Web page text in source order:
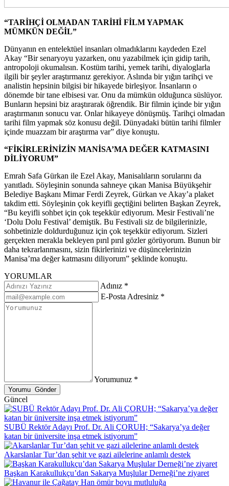
“TARİHÇİ OLMADAN TARİHİ FİLM YAPMAK
MÜMKÜN DEĞİL”
Dünyanın en entelektüel insanları olmadıklarını kaydeden Ezel
Akay “Bir senaryoyu yazarken, onu yazabilmek için gidip tarih,
antropoloji okumalısın. Kostüm tarihi, yemek tarihi, diyaloglarla
ilgili bir şeyler araştırmanız gerekiyor. Aslında bir yığın tarihçi ve
analistin hepsinin bilgisi bir hikayede birleşiyor. İnsanların o
dönemde bir tane elbisesi var. Onu da mümkün olduğunca süslüyor.
Bunların hepsini biz araştırarak öğrendik. Bir filmin içinde bir yığın
araştırmanın sonucu var. Onlar hikayeye dönüşmüş. Tarihçi olmadan
tarihi film yapmak söz konusu değil. Dünyadaki bütün tarihi filmler
içinde muazzam bir araştırma var” diye konuştu.
“FİKİRLERİNİZİN MANİSA’MA DEĞER KATMASINI
DİLİYORUM”
Emrah Safa Gürkan ile Ezel Akay, Manisalıların sorularını da
yanıtladı. Söyleşinin sonunda sahneye çıkan Manisa Büyükşehir
Belediye Başkanı Mimar Ferdi Zeyrek, Gürkan ve Akay’a plaket
takdim etti. Söyleşinin çok keyifli geçtiğini belirten Başkan Zeyrek,
“Bu keyifli sohbet için çok teşekkür ediyorum. Mesir Festivali’ne
‘Dolu Dolu Festival’ demiştik. Bu Festivali siz de bilgilerinizle,
sohbetinizle doldurduğunuz için çok teşekkür ediyorum. Sizleri
gerçekten merakla bekleyen pırıl pırıl gözler görüyorum. Bunun bir
daha tekrarlanmasını, sizin fikirlerinizi ve düşüncelerinizin
Manisa’ma değer katmasını diliyorum” şeklinde konuştu.
YORUMLAR
Adınız *
E-Posta Adresiniz *
Yorumunuz *
Güncel
SUBÜ Rektör Adayı Prof. Dr. Ali ÇORUH; “Sakarya’ya değer
katan bir üniversite inşa etmek istiyorum”
Akarslanlar Tur’dan şehit ve gazi ailelerine anlamlı destek
Başkan Karakullukçu’dan Sakarya Muşlular Derneği’ne ziyaret